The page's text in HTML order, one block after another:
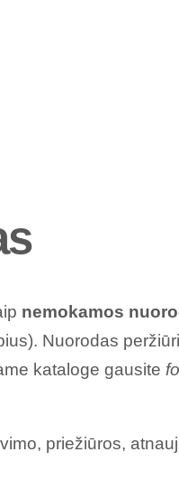
nemokamos
Nuorodas
kataloge gausite
priežiūros,